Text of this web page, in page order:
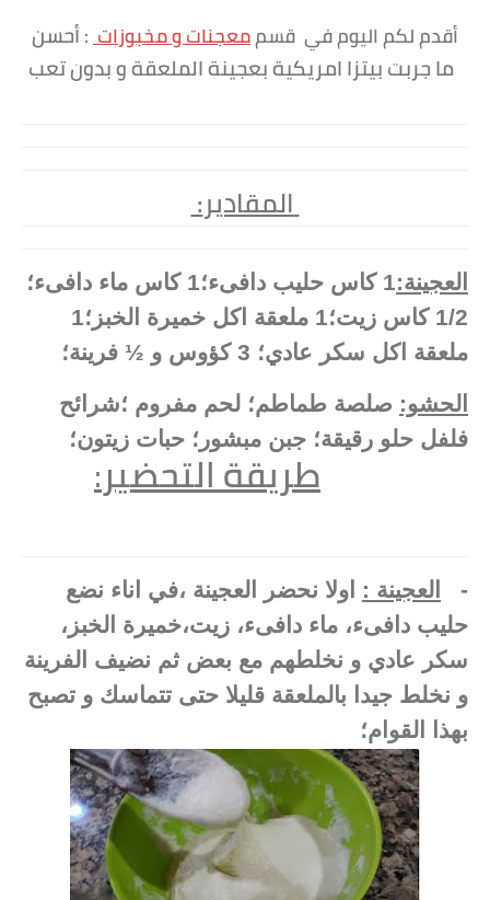
أقدم لكم اليوم في قسممعجنات و مخبوزات:أحسن
ما جربت بيتزا امريكية بعجينة الملعقة و بدون تعب
:المقادير
العجينة:
1 كاس حليب دافىء؛1 كاس ماء دافىء؛
1/2 كاس زيت؛1 ملعقة اكل خميرة الخبز؛1
ملعقة اكل سكر عادي؛ 3 كؤوس و ½ فرينة؛
الحشو: صلصة طماطم؛ لحم مفروم ؛شرائح
فلفل حلو رقيقة؛ جبن مبشور؛ حبات زيتون؛
طريقة التحضير:
- العجينة : اولا نحضر العجينة ،في اناء نضع
حليب دافىء، ماء دافىء، زيت،خميرة الخبز،
سكر عادي و نخلطهم مع بعض ثم نضيف الفرينة
و نخلط جيدا بالملعقة قليلا حتى تتماسك و تصبح
بهذا القوام؛